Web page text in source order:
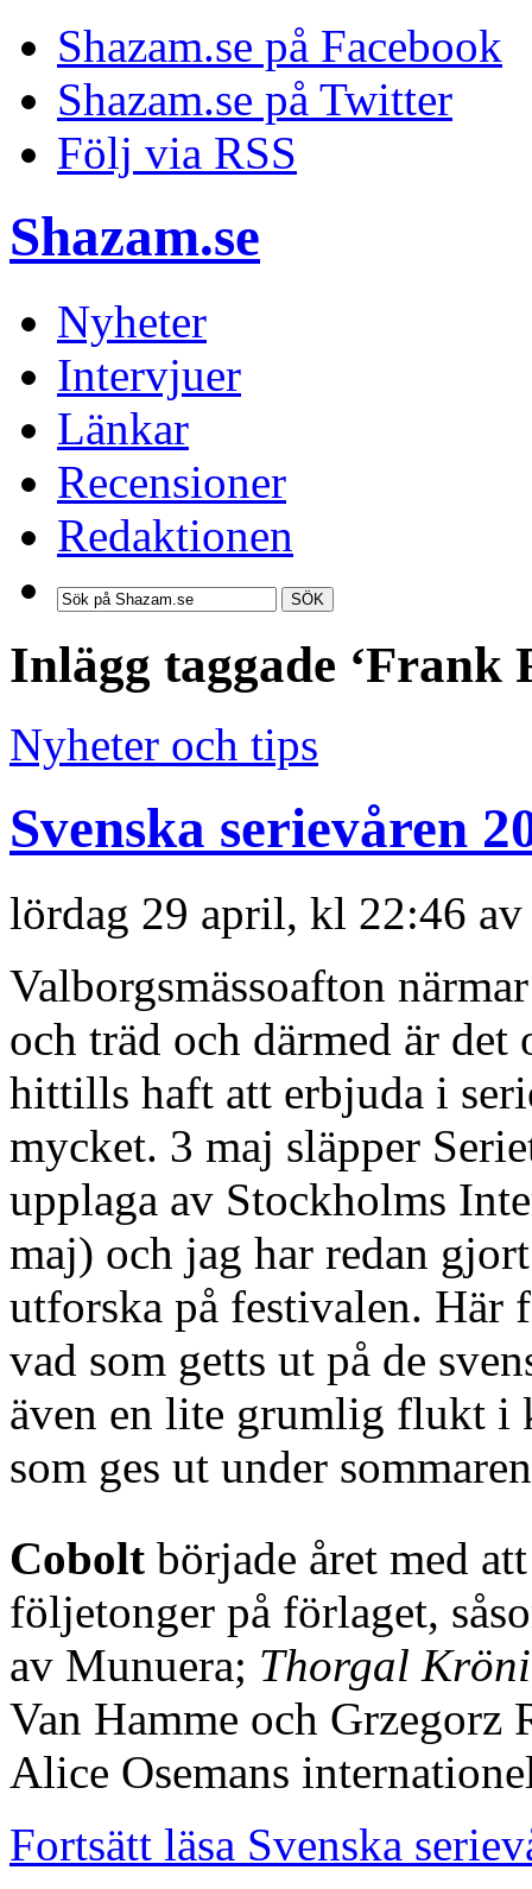
Shazam.se på Facebook
Shazam.se på Twitter
Följ via RSS
Shazam.se
Nyheter
Intervjuer
Länkar
Recensioner
Redaktionen
SÖK
Inlägg taggade ‘Frank
Nyheter och tips
Svenska serievåren
lördag 29 april, kl 22:46 av
Valborgsmässoafton
och träd och därmed är det
hittills haft att erbjuda i
mycket. 3 maj släpper
upplaga av Stockholms
maj) och jag har redan
utforska på festivalen. Här
vad som getts ut på de
även en lite grumlig flukt i
som ges ut under
Cobolt började året med
följetonger på förlaget,
av Munuera; Thorgal
Van Hamme och Grzegorz
Alice Osemans
Fortsätt läsa Svenska